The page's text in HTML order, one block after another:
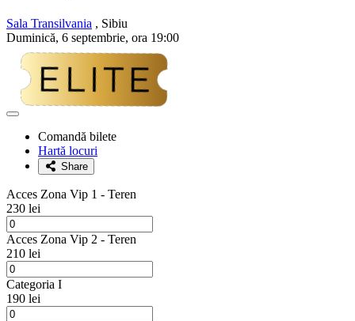
Sala Transilvania , Sibiu
Duminică, 6 septembrie, ora 19:00
Adaugă
favoriteComandă bilete
Hartă locuri
Share
Acces Zona Vip 1 - Teren
230 lei
Acces Zona Vip 2 - Teren
210 lei
Categoria I
190 lei